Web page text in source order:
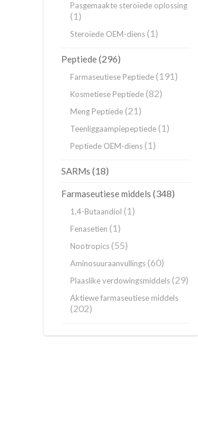
Pasgemaakte steroïede oplossing
(1)
Steroïede OEM-diens(1)
Peptiede(296)
Farmaseutiese Peptiede(191)
Kosmetiese Peptiede(82)
Meng Peptiede(21)
Teenliggaampiepeptiede(1)
Peptiede OEM-diens(1)
SARMs (18)
Farmaseutiese middels (348)
1,4-Butaandiol (1)
Fenasetien (1)
Nootropics(55)
Aminosuuraanvullings(60)
Plaaslike verdowingsmiddels(29)
Aktiewe farmaseutiese middels
(202)